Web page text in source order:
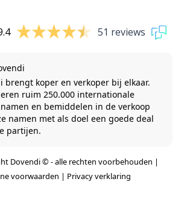
51 reviews
brengt koper en verkoper bij elkaar.
ruim 250.000 internationale
en bemiddelen in de verkoop
namen met als doel een goede deal
partijen.
Dovendi © - alle rechten voorbehouden |
voorwaarden | Privacy verklaring